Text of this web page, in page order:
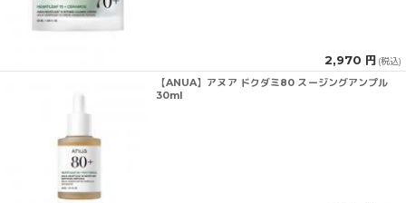
2,970 円 (税込)
【ANUA】アヌア ドクダミ80 スージングアンプル
30ml